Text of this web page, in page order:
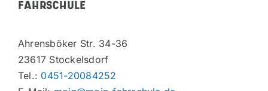
FAHRSCHULE
Ahrensböker Str. 34-36
23617 Stockelsdorf
Tel.: 0451-20084252